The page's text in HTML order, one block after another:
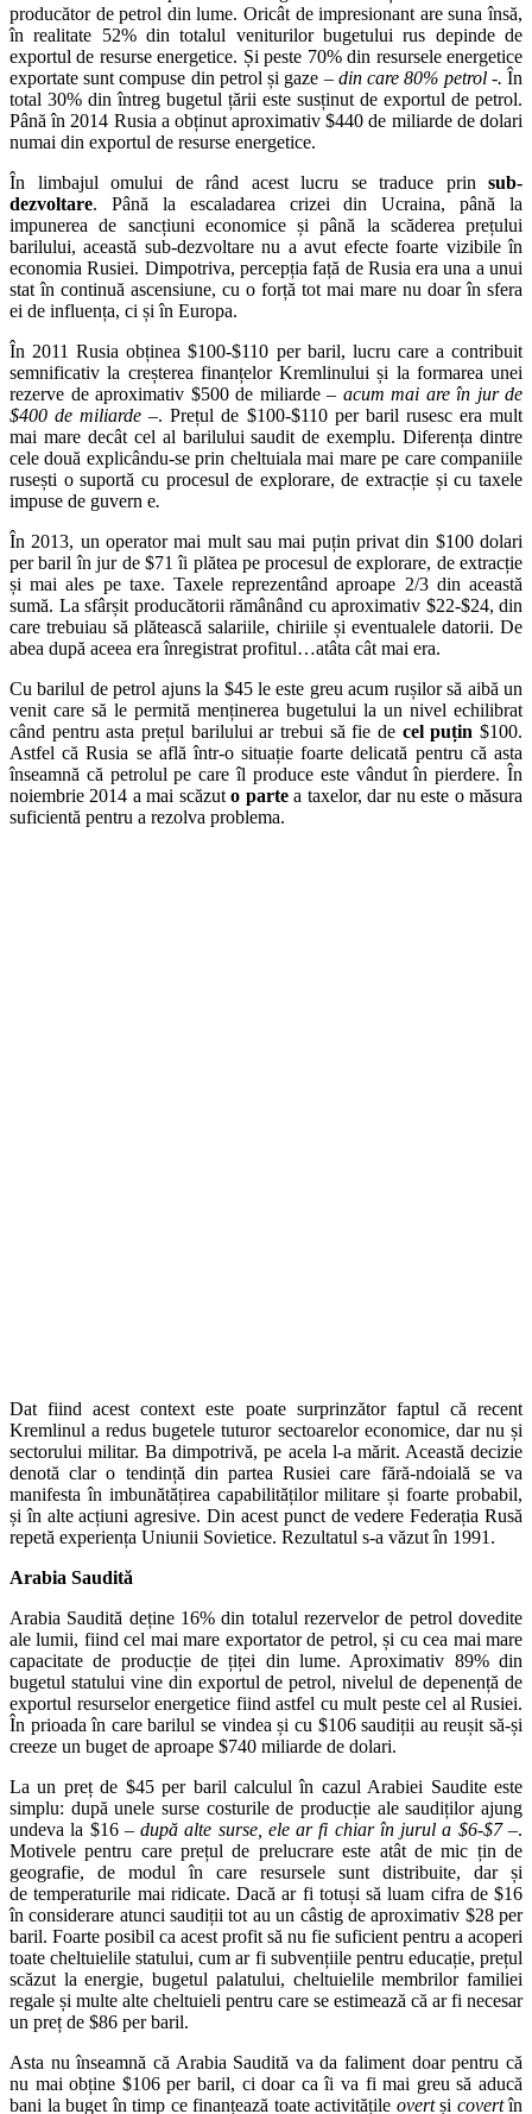
producător de petrol din lume. Oricât de impresionant are suna însă,
în realitate 52% din totalul veniturilor bugetului rus depinde de
exportul de resurse energetice. Și peste 70% din resursele energetice
exportate sunt compuse din petrol și gaze – din care 80% petrol -. În
total 30% din întreg bugetul țării este susținut de exportul de petrol.
Până în 2014 Rusia a obținut aproximativ $440 de miliarde de dolari
numai din exportul de resurse energetice.
În limbajul omului de rând acest lucru se traduce prin sub-
dezvoltare. Până la escaladarea crizei din Ucraina, până la
impunerea de sancțiuni economice și până la scăderea prețului
barilului, această sub-dezvoltare nu a avut efecte foarte vizibile în
economia Rusiei. Dimpotriva, percepția față de Rusia era una a unui
stat în continuă ascensiune, cu o forță tot mai mare nu doar în sfera
ei de influența, ci și în Europa.
În 2011 Rusia obținea $100-$110 per baril, lucru care a contribuit
semnificativ la creșterea finanțelor Kremlinului și la formarea unei
rezerve de aproximativ $500 de miliarde – acum mai are în jur de
$400 de miliarde –. Prețul de $100-$110 per baril rusesc era mult
mai mare decât cel al barilului saudit de exemplu. Diferența dintre
cele două explicându-se prin cheltuiala mai mare pe care companiile
rusești o suportă cu procesul de explorare, de extracție și cu taxele
impuse de guvern e.
În 2013, un operator mai mult sau mai puțin privat din $100 dolari
per baril în jur de $71 îi plătea pe procesul de explorare, de extracție
și mai ales pe taxe. Taxele reprezentând aproape 2/3 din această
sumă. La sfârșit producătorii rămânând cu aproximativ $22-$24, din
care trebuiau să plătească salariile, chiriile și eventualele datorii. De
abea după aceea era înregistrat profitul…atâta cât mai era.
Cu barilul de petrol ajuns la $45 le este greu acum rușilor să aibă un
venit care să le permită menținerea bugetului la un nivel echilibrat
când pentru asta prețul barilului ar trebui să fie de cel puțin $100.
Astfel că Rusia se află într-o situație foarte delicată pentru că asta
înseamnă că petrolul pe care îl produce este vândut în pierdere. În
noiembrie 2014 a mai scăzuto partea taxelor, dar nu este o măsura
suficientă pentru a rezolva problema.
Dat fiind acest context este poate surprinzător faptul că recent
Kremlinul a redus bugetele tuturor sectoarelor economice, dar nu și
sectorului militar. Ba dimpotrivă, pe acela l-a mărit. Această decizie
denotă clar o tendință din partea Rusiei care fără-ndoială se va
manifesta în imbunătățirea capabilităților militare și foarte probabil,
și în alte acțiuni agresive. Din acest punct de vedere Federația Rusă
repetă experiența Uniunii Sovietice. Rezultatul s-a văzut în 1991.
Arabia Saudită
Arabia Saudită deține 16% din totalul rezervelor de petrol dovedite
ale lumii, fiind cel mai mare exportator de petrol, și cu cea mai mare
capacitate de producție de țiței din lume. Aproximativ 89% din
bugetul statului vine din exportul de petrol, nivelul de depenență de
exportul resurselor energetice fiind astfel cu mult peste cel al Rusiei.
În prioada în care barilul se vindea și cu $106 saudiții au reușit să-și
creeze un buget de aproape $740 miliarde de dolari.
La un preț de $45 per baril calculul în cazul Arabiei Saudite este
simplu: după unele surse costurile de producție ale saudiților ajung
undeva la $16 – după alte surse, ele ar fi chiar în jurul a $6-$7 –.
Motivele pentru care prețul de prelucrare este atât de mic țin de
geografie, de modul în care resursele sunt distribuite, dar și
de temperaturile mai ridicate. Dacă ar fi totuși să luam cifra de $16
în considerare atunci saudiții tot au un câstig de aproximativ $28 per
baril. Foarte posibil ca acest profit să nu fie suficient pentru a acoperi
toate cheltuielile statului, cum ar fi subvențiile pentru educație, prețul
scăzut la energie, bugetul palatului, cheltuielile membrilor familiei
regale și multe alte cheltuieli pentru care se estimează că ar fi necesar
un preț de $86 per baril.
Asta nu înseamnă că Arabia Saudită va da faliment doar pentru că
nu mai obține $106 per baril, ci doar ca îi va fi mai greu să aducă
bani la buget în timp ce finanțează toate activitățile overtși covertîn